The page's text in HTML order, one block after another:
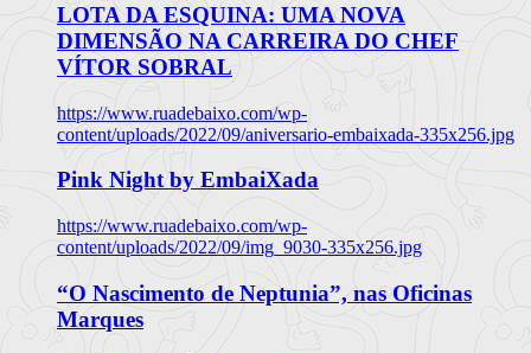
LOTA DA ESQUINA: UMA NOVA
DIMENSÃO NA CARREIRA DO CHEF
VÍTOR SOBRAL
https://www.ruadebaixo.com/wp-
content/uploads/2022/09/aniversario-embaixada-335x256.jpg
Pink Night by EmbaiXada
https://www.ruadebaixo.com/wp-
content/uploads/2022/09/img_9030-335x256.jpg
“O Nascimento de Neptunia”, nas Oficinas
Marques